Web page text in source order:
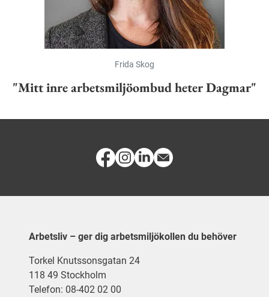
Frida Skog
"Mitt inre arbetsmiljöombud heter Dagmar"
Arbetsliv – ger dig arbetsmiljökollen du behöver
Torkel Knutssonsgatan 24
118 49 Stockholm
Telefon: 08-402 02 00